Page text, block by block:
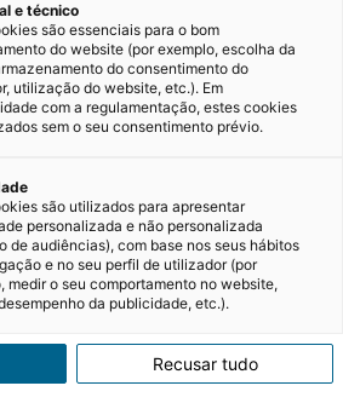
dizer “adeus” à sua casa ,
» de outra pessoa. Vender
um processo fácil, tanto
como burocraticamente. Um
memórias associadas, que
minutos de leitura
arrendar
o valor
e técnico
são essenciais para o bom
do website (por exemplo, escolha da
do consentimento do
utilização do website, etc.). Em
com a regulamentação, estes cookies
sem o seu consentimento prévio.
são utilizados para apresentar
personalizada e não personalizada
de audiências), com base nos seus hábitos
e no seu perfil de utilizador (por
medir o seu comportamento no website,
da publicidade, etc.).
Recusar tudo